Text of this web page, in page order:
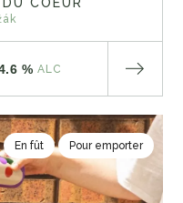
% ALC
En fût Pour emporter